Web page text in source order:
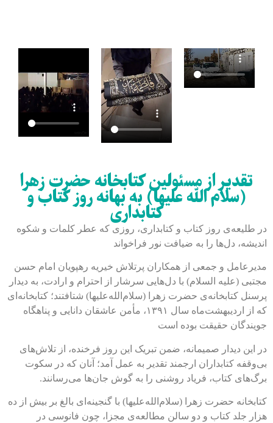
تقدیر از مسئولین کتابخانه حضرت زهرا
(سلام الله علیها) به بهانه روز کتاب و
کتابداری
در طلیعه‌ی روز کتاب و کتابداری، روزی که عطر کلمات و شکوه
اندیشه، دل‌ها را به ضیافت نور فراخواند
مدیرعامل و جمعی از همکاران پرتلاش خیریه رهپویان امام حسن
مجتبی (علیه السلام) با دل‌هایی سرشار از احترام و ارادت، به دیدار
پرسنل کتابخانه‌ی حضرت زهرا (سلام‌الله‌علیها) شتافتند؛ کتابخانه‌ای
که از اردیبهشت‌ماه سال ۱۳۹۱، مأمن عاشقان دانایی و پناهگاه
جویندگان حقیقت بوده است
در این دیدار صمیمانه، ضمن تبریک این روز فرخنده، از تلاش‌های
بی‌وقفه کتابداران ارجمند تقدیر به عمل آمد؛ آنان که در سکوت
برگ‌های کتاب، فریاد روشنی را به گوش جان‌ها می‌رسانند.
کتابخانه حضرت زهرا (سلام‌الله‌علیها) با گنجینه‌ای بالغ بر بیش از ده
هزار جلد کتاب و دو سالن مطالعه‌ی مجزا، چون فانوسی در